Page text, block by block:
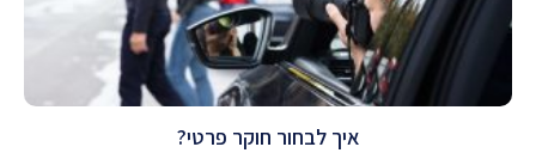
איך לבחור חוקר פרטי?